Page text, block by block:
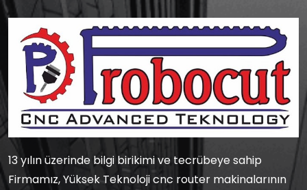
13 yılın üzerinde bilgi birikimi ve tecrübeye sahip
Firmamız, Yüksek Teknoloji cnc router makinalarının